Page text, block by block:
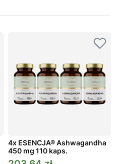
4x ESENCJA® Ashwagandha
450 mg 110 kaps.